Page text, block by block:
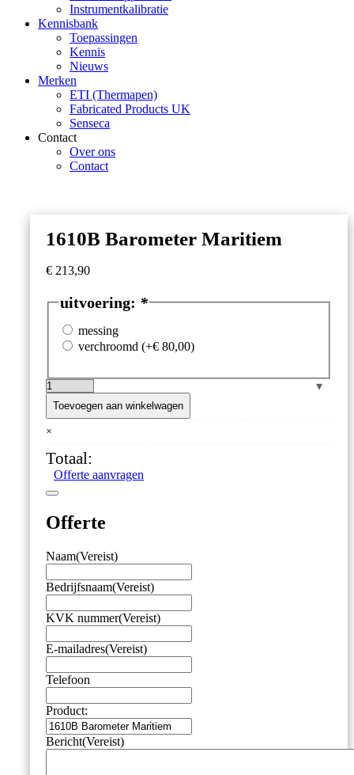
Instrumentkalibratie
Kennisbank
Toepassingen
Kennis
Nieuws
Merken
ETI (Thermapen)
Fabricated Products UK
Senseca
Contact
Over ons
Contact
1610B Barometer Maritiem
€ 213,90
uitvoering: *
messing
verchroomd (+€ 80,00)
1610B
Barometer
Maritiem
aantal
Toevoegen aan winkelwagen
×
Totaal:
Offerte aanvragen
Offerte
Naam(Vereist)
Bedrijfsnaam(Vereist)
KVK nummer(Vereist)
E-mailadres(Vereist)
Telefoon
Product:
Bericht(Vereist)